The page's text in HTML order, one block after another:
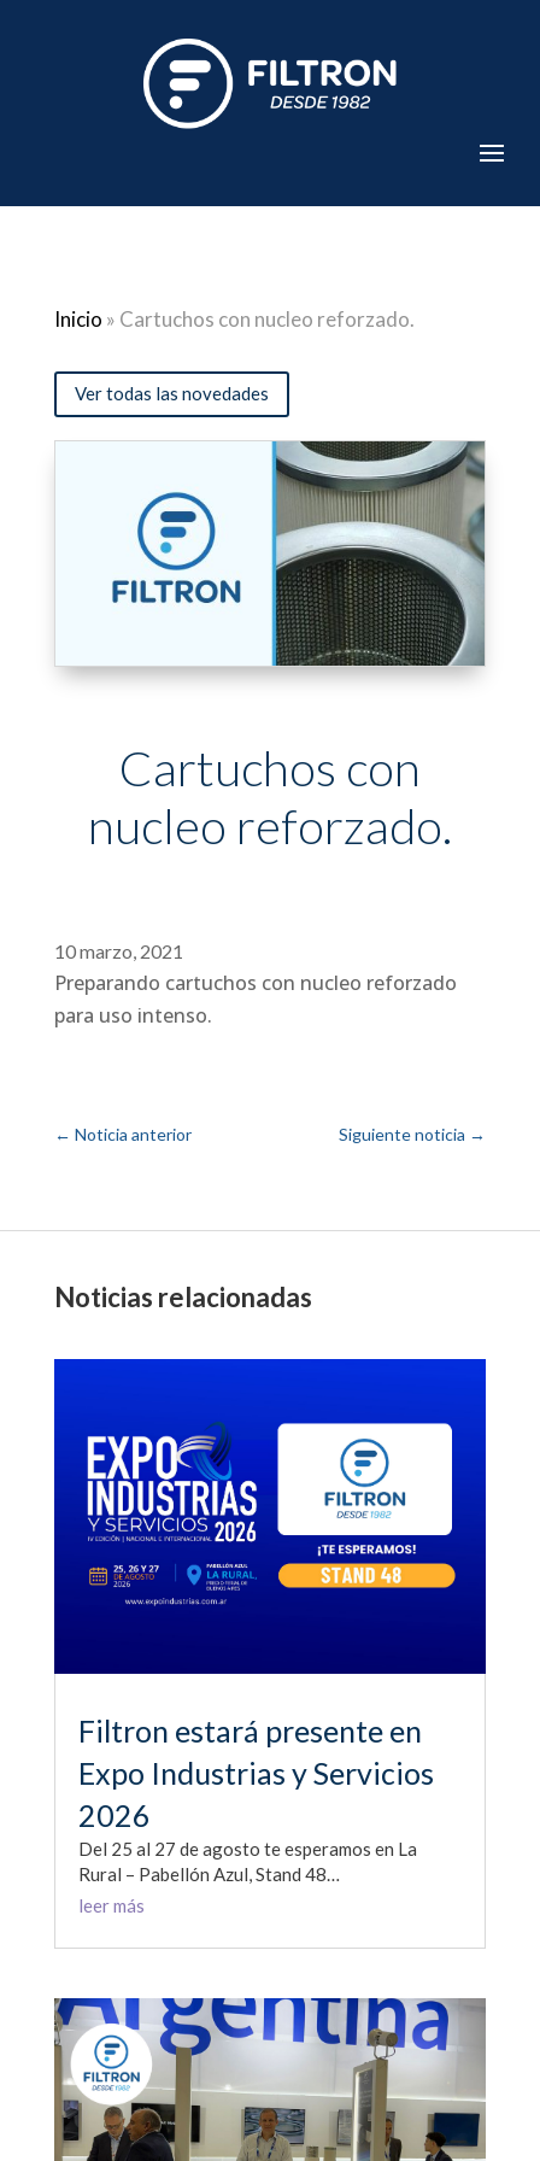
Inicio » Cartuchos con nucleo reforzado.
Ver todas las novedades
Cartuchos con
nucleo reforzado.
10 marzo, 2021
Preparando cartuchos con nucleo reforzado
para uso intenso.
←Noticia anterior Siguiente noticia →
Noticias relacionadas
Filtron estará presente en
Expo Industrias y Servicios
2026
Del 25 al 27 de agosto te esperamos en La
Rural – Pabellón Azul, Stand 48…
leer más